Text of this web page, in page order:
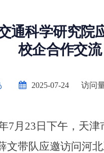
通科学研究院
校企合作交流
2025-07-24 访问
7月23日下午，天
文带队应邀访问河